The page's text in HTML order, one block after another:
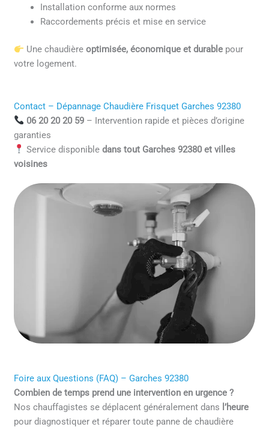
Installation conforme aux normes
Raccordements précis et mise en service
Une chaudière optimisée, économique et durablepour
votre logement.
Contact – Dépannage Chaudière Frisquet Garches 92380
06 20 20 20 59– Intervention rapide et pièces d’origine
garanties
Service disponible dans tout Garches 92380 et villes
voisines
Foire aux Questions (FAQ) – Garches 92380
Combien de temps prend une intervention en urgence ?
Nos chauffagistes se déplacent généralement dans l’heure
pour diagnostiquer et réparer toute panne de chaudière